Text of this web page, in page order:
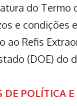
do Termo
e condições
ao Refis
(DOE) do
DE POLÍTICA